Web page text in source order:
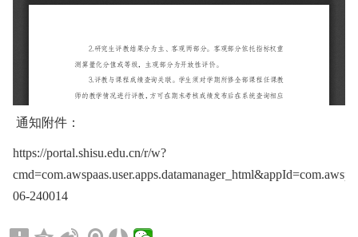
通知附件：
https://portal.shisu.edu.cn/r/w?
06-240014